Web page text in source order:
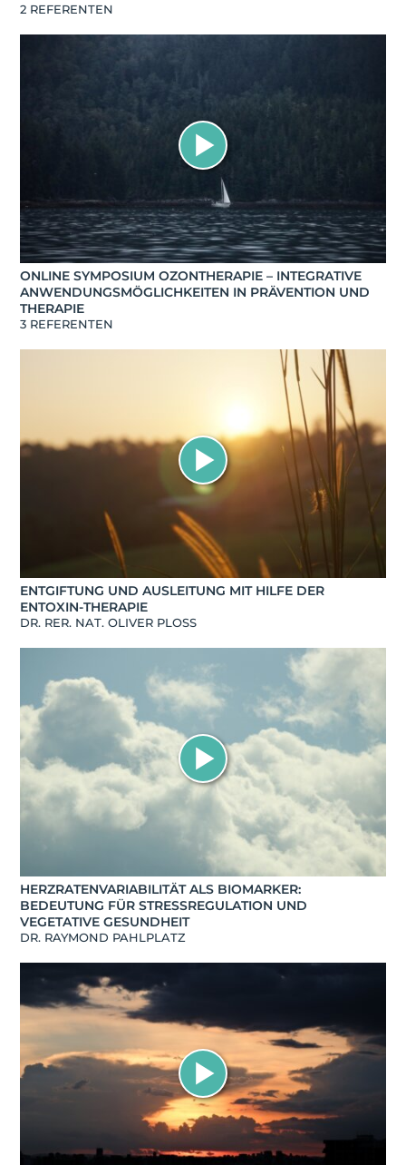
2 REFERENTEN
ONLINE SYMPOSIUM OZONTHERAPIE – INTEGRATIVE
ANWENDUNGSMÖGLICHKEITEN IN PRÄVENTION UND
THERAPIE
3 REFERENTEN
ENTGIFTUNG UND AUSLEITUNG MIT HILFE DER
ENTOXIN-THERAPIE
DR. RER. NAT. OLIVER PLOSS
HERZRATENVARIABILITÄT ALS BIOMARKER:
BEDEUTUNG FÜR STRESSREGULATION UND
VEGETATIVE GESUNDHEIT
DR. RAYMOND PAHLPLATZ